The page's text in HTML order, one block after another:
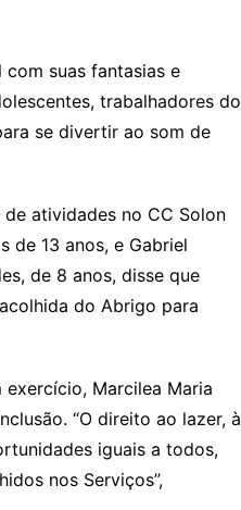
suas fantasias e
trabalhadores do
se divertir ao som de
atividades no CC Solon
de 13 anos, e Gabriel
de 8 anos, disse que
do Abrigo para
Marcilea Maria
“O direito ao lazer, à
iguais a todos,
nos Serviços”,